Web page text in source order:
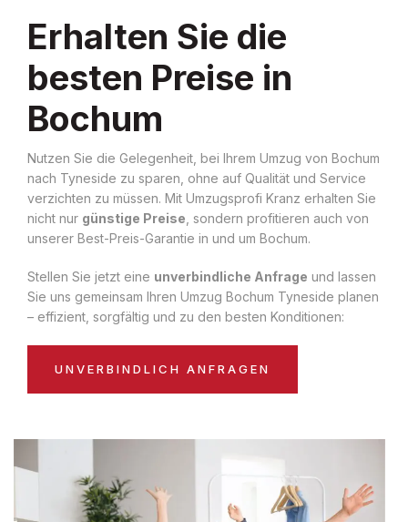
Erhalten Sie die
besten Preise in
Bochum
Nutzen Sie die Gelegenheit, bei Ihrem Umzug von Bochum
nach Tyneside zu sparen, ohne auf Qualität und Service
verzichten zu müssen. Mit Umzugsprofi Kranz erhalten Sie
nicht nur günstige Preise , sondern profitieren auch von
unserer Best-Preis-Garantie in und um Bochum.
Stellen Sie jetzt eine unverbindliche Anfrage und lassen
Sie uns gemeinsam Ihren Umzug Bochum Tyneside planen
– effizient, sorgfältig und zu den besten Konditionen:
UNVERBINDLICH ANFRAGEN